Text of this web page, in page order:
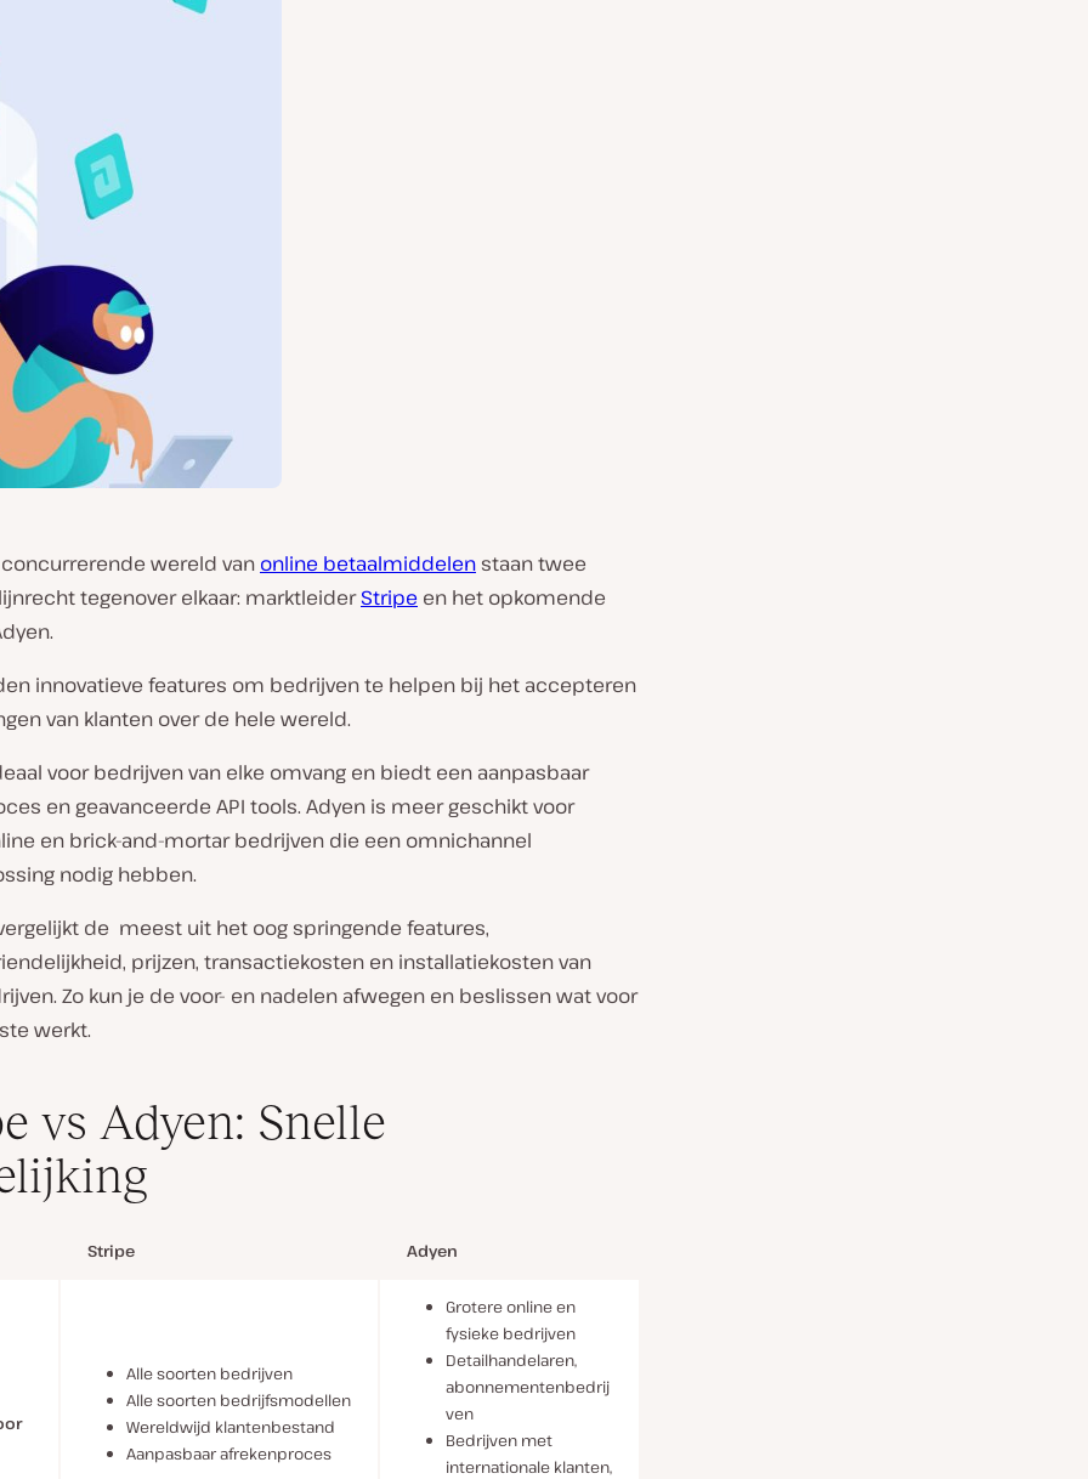
wereld van online betaalmiddelen staan twee
tegenover elkaar: marktleiderStripe en het opkomende
innovatieve features om bedrijven te helpen bij het accepteren
van klanten over de hele wereld.
voor bedrijven van elke omvang en biedt een aanpasbaar
en geavanceerde API tools. Adyen is meer geschikt voor
en brick-and-mortar bedrijven die een omnichannel
nodig hebben.
de meest uit het oog springende features,
prijzen, transactiekosten en installatiekosten van
Zo kun je de voor- en nadelen afwegen en beslissen wat voor
werkt.
vs Adyen: Snelle
Stripe Adyen
Alle soorten bedrijven
Alle soorten bedrijfsmodellen
Wereldwijd klantenbestand
Aanpasbaar afrekenproces
Grotere online en
fysieke bedrijven
Detailhandelaren,
abonnementenbedrij
ven
Bedrijven met
internationale klanten,